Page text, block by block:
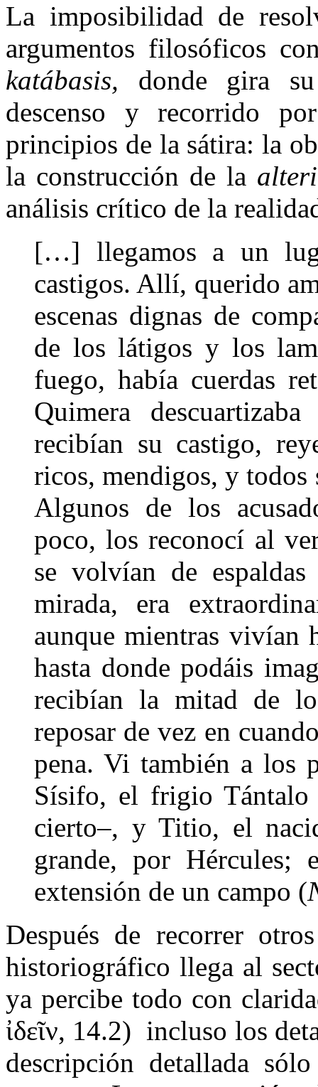
La imposibilidad de
argumentos filosóficos
katábasis, donde gira
descenso y recorrido
principios de la sátira: la
la construcción de la
análisis crítico de la
[…] llegamos a un
castigos. Allí, querido
escenas dignas de
de los látigos y los
fuego, había cuerdas
Quimera
recibían su castigo,
ricos, mendigos, y todos
Algunos de los
poco, los reconocí al
se volvían de
mirada, era
aunque mientras vivían
hasta donde podáis
recibían la mitad de
reposar de vez en
pena. Vi también a los
Sísifo, el frigio
cierto–, y Titio, el
grande, por Hércules;
extensión de un campo (
Después de recorrer
historiográfico llega al
ya percibe todo con
ἰδεῖν, 14.2) incluso los
descripción detallada